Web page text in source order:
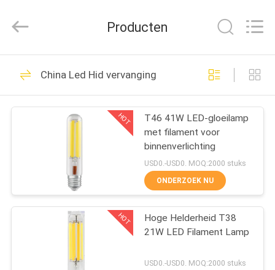
HUIS
PRODUCTEN
ONGEVEER
FABRIEKSREIS
KWALITEITSCONTROLE
Technology
Rights
Led Hid vervanging
39
LEIDENE
gloeidraadbol
28
Producten
China Led Hid vervanging
HOT
T46 41W LED-gloeilamp
met filament voor
binnenverlichting
USD0.-USD0. MOQ:2000 stuks
ONDERZOEK NU
HOT
Hoge Helderheid T38
21W LED Filament Lamp
USD0.-USD0. MOQ:2000 stuks